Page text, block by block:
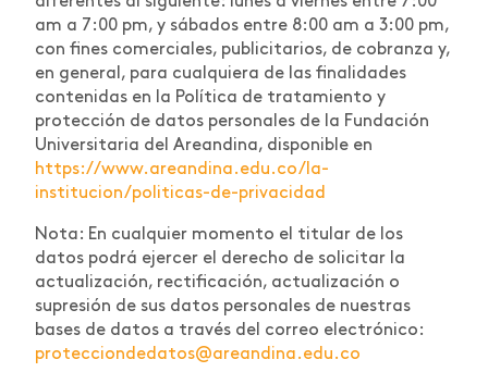
am a 7:00 pm, y sábados entre 8:00 am a 3:00 pm,
con fines comerciales, publicitarios, de cobranza y,
en general, para cualquiera de las finalidades
contenidas en la Política de tratamiento y
protección de datos personales de la Fundación
Universitaria del Areandina, disponible en
https://www.areandina.edu.co/la-
institucion/politicas-de-privacidad
Nota: En cualquier momento el titular de los
datos podrá ejercer el derecho de solicitar la
actualización, rectificación, actualización o
supresión de sus datos personales de nuestras
bases de datos a través del correo electrónico:
protecciondedatos@areandina.edu.co